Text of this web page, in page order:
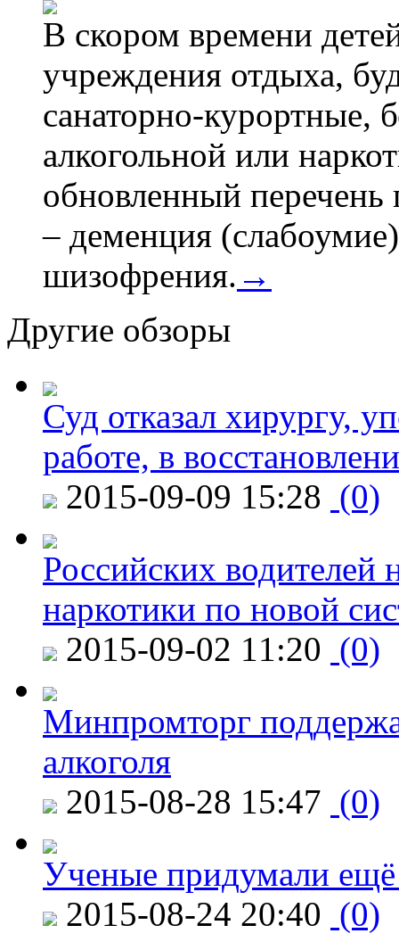
В скором времени
учреждения отдыха,
санаторно-курортные,
алкогольной или
обновленный
– деменция
шизофрения. →
Другие обзоры
Суд отказал хирургу,
работе, в
2015-09-09 15:28 (0)
Российских водителей
наркотики по новой
2015-09-02 11:20 (0)
Минпромторг
алкоголя
2015-08-28 15:47 (0)
Ученые придумали ещё
2015-08-24 20:40 (0)